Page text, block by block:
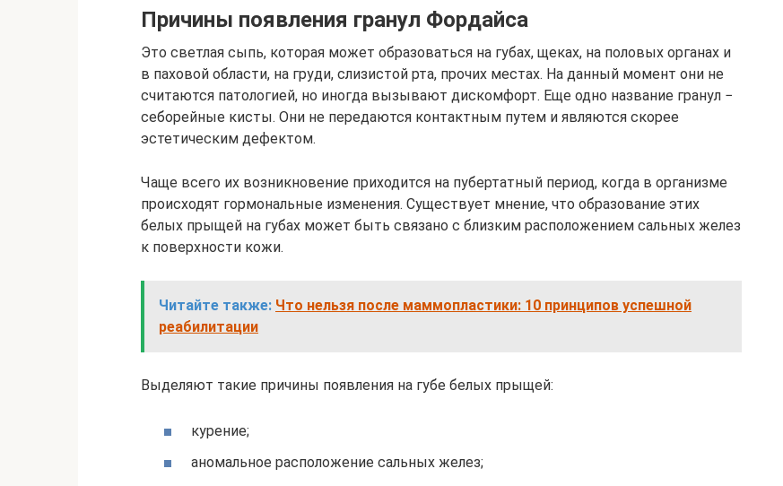
Причины появления гранул Фордайса
Это светлая сыпь, которая может образоваться на губах, щеках, на половых органах и
в паховой области, на груди, слизистой рта, прочих местах. На данный момент они не
считаются патологией, но иногда вызывают дискомфорт. Еще одно название гранул −
себорейные кисты. Они не передаются контактным путем и являются скорее
эстетическим дефектом.
Чаще всего их возникновение приходится на пубертатный период, когда в организме
происходят гормональные изменения. Существует мнение, что образование этих
белых прыщей на губах может быть связано с близким расположением сальных желез
к поверхности кожи.
Читайте также: Что нельзя после маммопластики: 10 принципов успешной
реабилитации
Выделяют такие причины появления на губе белых прыщей:
курение;
аномальное расположение сальных желез;